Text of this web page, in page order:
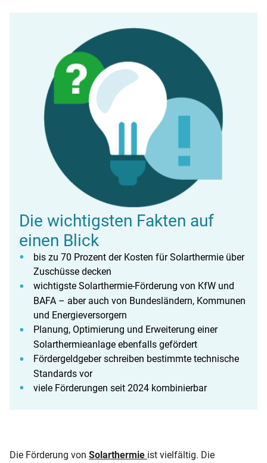
Die wichtigsten Fakten auf
einen Blick
bis zu 70 Prozent der Kosten für Solarthermie über
Zuschüsse decken
wichtigste Solarthermie-Förderung von KfW und
BAFA – aber auch von Bundesländern, Kommunen
und Energieversorgern
Planung, Optimierung und Erweiterung einer
Solarthermieanlage ebenfalls gefördert
Fördergeldgeber schreiben bestimmte technische
Standards vor
viele Förderungen seit 2024 kombinierbar
Die Förderung von Solarthermie ist vielfältig. Die